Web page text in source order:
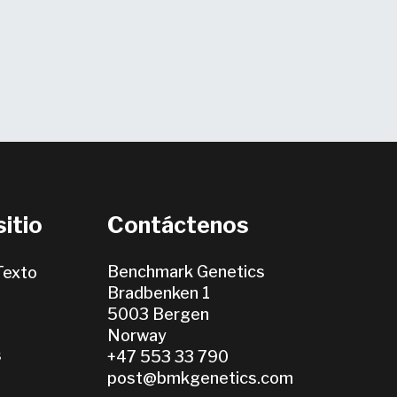
Contáctenos
Benchmark Genetics
Bradbenken 1
5003 Bergen
Norway
+47 553 33 790
post@bmkgenetics.com